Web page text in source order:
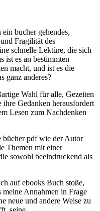
bucher gehendes,
Fragilität des
schnelle Lektüre, die sich
ist es an bestimmten
macht, und ist es die
ganz anderes?
Wahl für alle, Gezeiten
ihre Gedanken herausfordert
Lesen zum Nachdenken
bücher pdf wie der Autor
Themen mit einer
sowohl beeindruckend als
auf ebooks Buch stoße,
meine Annahmen in Frage
neue und andere Weise zu